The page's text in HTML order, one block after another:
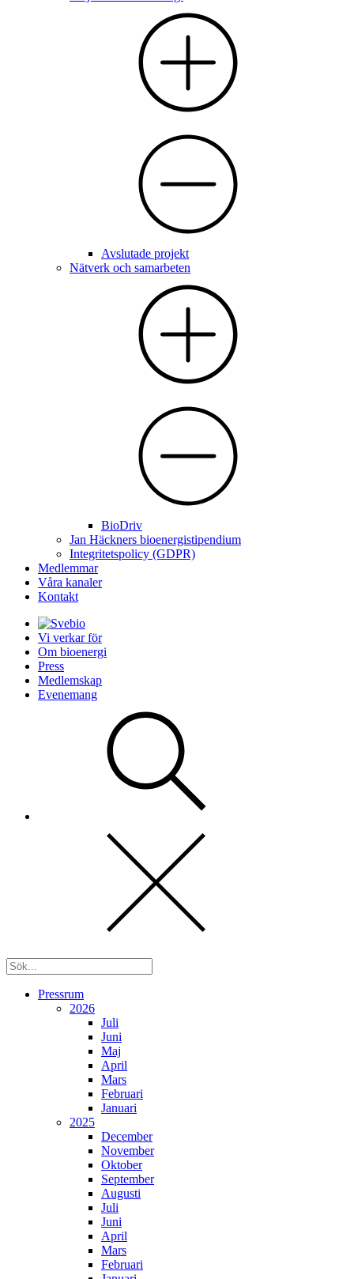
Avslutade projekt
Nätverk och samarbeten
BioDriv
Jan Häckners bioenergistipendium
Integritetspolicy (GDPR)
Medlemmar
Våra kanaler
Kontakt
Vi verkar för
Om bioenergi
Press
Medlemskap
Evenemang
Pressrum
2026
Juli
Juni
Maj
April
Mars
Februari
Januari
2025
December
November
Oktober
September
Augusti
Juli
Juni
April
Mars
Februari